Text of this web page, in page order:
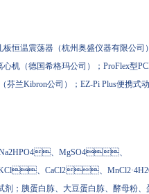
板恒温震荡器（杭州奥盛仪器有限公司）
（德国希格玛公司）；ProFlex型
（芬兰Kibron公司）；EZ-Pi Plus便携式
、Na2HPO4、MgSO4、
、CaCl2、
胰蛋白胨、大豆蛋白胨、酵母粉、